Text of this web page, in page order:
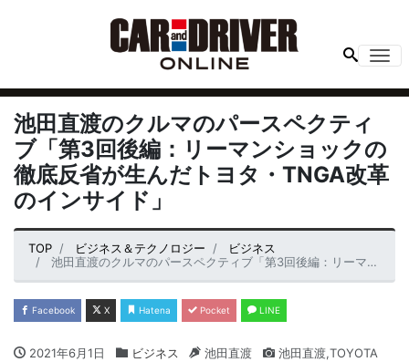
池田直渡のクルマのパースペクティ
ブ「第3回後編：リーマンショックの
徹底反省が生んだトヨタ・TNGA改革
のインサイド」
TOP ビジネス＆テクノロジー
ビジネス
池田直渡のクルマのパースペクティブ「第3回後編：リーマンショックの徹底反省が生んだトヨタ・TNGA改革のインサイド」
Facebook X Hatena Pocket LINE
2021年6月1日 ビジネス 池田直渡 池田直渡,TOYOTA